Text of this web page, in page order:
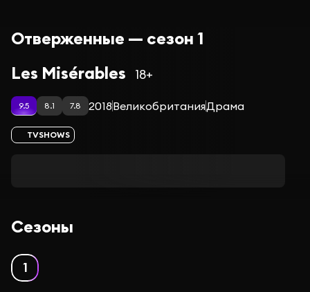
Отверженные — сезон 1
Les Misérables
18+
9.5 8.1 7.8 2018ВеликобританияДрама
TVSHOWS
Сезоны
1